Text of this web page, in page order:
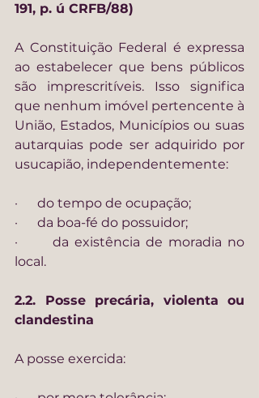
191, p. ú CRFB/88)
A Constituição Federal é expressa
ao estabelecer que bens públicos
são imprescritíveis.
Isso significa
que nenhum imóvel pertencente à
União, Estados, Municípios ou suas
autarquias pode ser adquirido por
usucapião, independentemente:
·      do tempo de ocupação;
·      da boa-fé do possuidor;
·      da existência de moradia no
local.
2.2. Posse precária, violenta ou
clandestina
A posse exercida: